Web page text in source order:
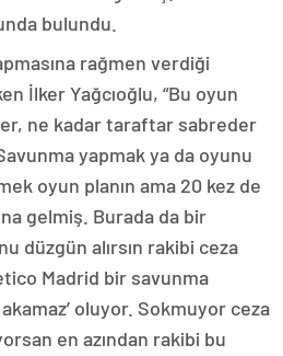
bulundu.
rağmen verdiği
İlker Yağcıoğlu, “Bu oyun
ne kadar taraftar sabreder
yapmak ya da oyunu
oyun planın ama 20 kez de
gelmiş. Burada da bir
düzgün alırsın rakibi ceza
Madrid bir savunma
oluyor. Sokmuyor ceza
en azından rakibi bu